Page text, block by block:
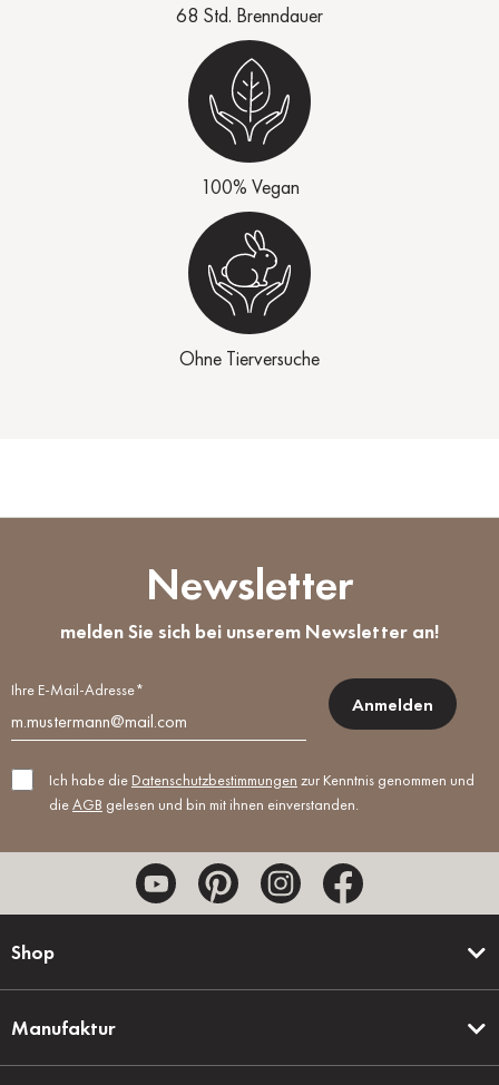
68 Std. Brenndauer
100% Vegan
Ohne Tierversuche
Newsletter
melden Sie sich bei unserem Newsletter an!
Ihre E-Mail-Adresse*
Anmelden
Ich habe die Datenschutzbestimmungen zur Kenntnis genommen und
dieAGB gelesen und bin mit ihnen einverstanden.
Shop
Manufaktur